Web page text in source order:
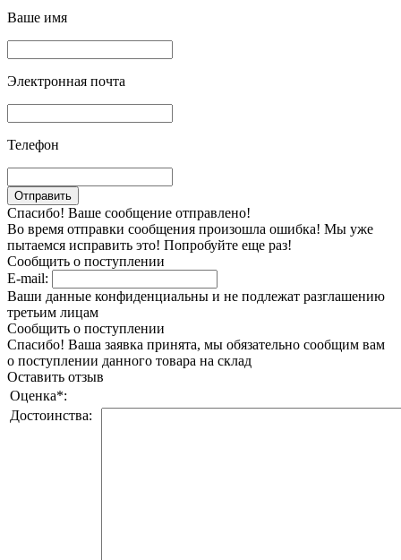
Ваше имя
Электронная почта
Телефон
Спасибо! Ваше сообщение отправлено!
Во время отправки сообщения произошла ошибка! Мы уже
пытаемся исправить это! Попробуйте еще раз!
Сообщить о поступлении
E-mail:
Ваши данные конфиденциальны и не подлежат разглашению
третьим лицам
Сообщить о поступлении
Спасибо! Ваша заявка принята, мы обязательно сообщим вам
о поступлении данного товара на склад
Оставить отзыв
Оценка*:
Достоинства: